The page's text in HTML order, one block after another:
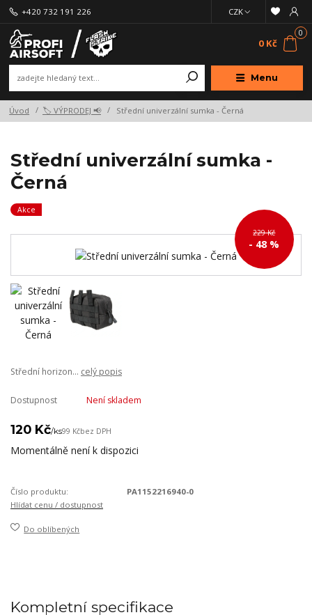
Menu
CZK
+420 732 191 226
0
0 Kč
Úvod 🏷️ VÝPRODEJ 📢 Střední univerzální sumka - Černá
Střední univerzální sumka -
Černá
Akce
229 Kč
- 48 %
Střední horizon... celý popis
Dostupnost Není skladem
120 Kč/ks99 Kčbez DPH
Momentálně není k dispozici
Číslo produktu:
PA1152216940-0
Hlídat cenu / dostupnost
Do oblíbených
Kompletní specifikace